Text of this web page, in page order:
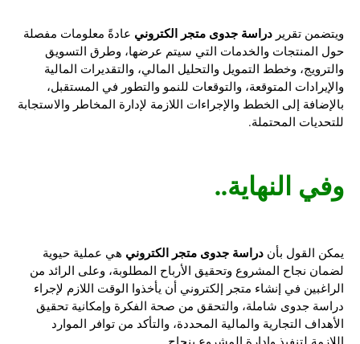
ويتضمن تقرير دراسة جدوى متجر الكترونيعادةً معلومات مفصلة
حول المنتجات والخدمات التي سيتم عرضها، وطرق التسويق
والترويج، وخطط التمويل والتحليل المالي، والتقديرات المالية
والإيرادات المتوقعة، والتوقعات للنمو والتطور في المستقبل،
بالإضافة إلى الخطط والإجراءات اللازمة لإدارة المخاطر والاستجابة
للتحديات المحتملة.
وفي النهاية..
يمكن القول بأندراسة جدوى متجر الكترونيهي عملية حيوية
لضمان نجاح المشروع وتحقيق الأرباح المطلوبة، وعلى الرائد من
الراغبين في إنشاء متجر إلكتروني أن يأخذوا الوقت اللازم لإجراء
دراسة جدوى شاملة، والتحقق من صحة الفكرة وإمكانية تحقيق
الأهداف التجارية والمالية المحددة، والتأكد من توافر الموارد
اللازمة لتنفيذ وإدارة المشروع بنجاح.